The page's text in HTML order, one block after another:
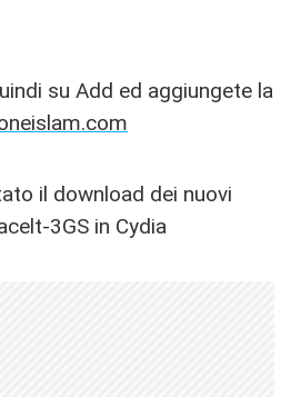
su Add ed aggiungete la
il download dei nuovi
3GS in Cydia